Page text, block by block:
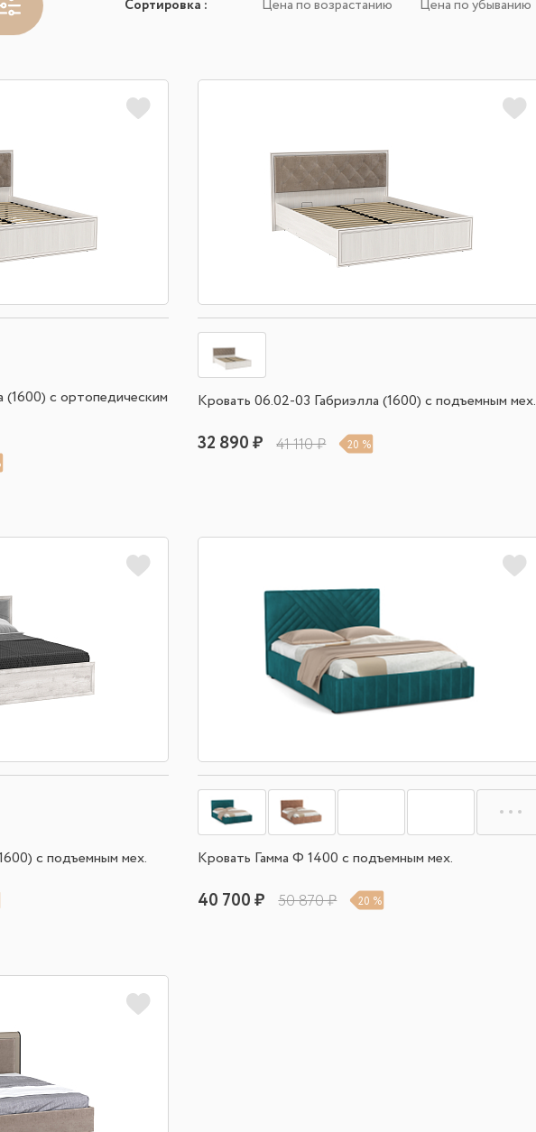
Сортировка : Цена по возрастанию Цена по убыванию
(1600) с ортопедическим
Кровать 06.02-03 Габриэлла (1600) с подъемным мех.
32 890 ₽ 41 110 ₽ 20 %
с подъемным мех. Кровать Гамма Ф 1400 с подъемным мех.
40 700 ₽ 50 870 ₽ 20 %